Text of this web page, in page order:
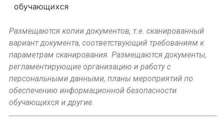
обучающихся
Размещаются копии документов, т.е. сканированный
вариант документа, соответствующий требованиям к
параметрам сканирования. Размещаются документы,
регламентирующие организацию и работу с
персональными данными, планы мероприятий по
обеспечению информационной безопасности
обучающихся и другие.